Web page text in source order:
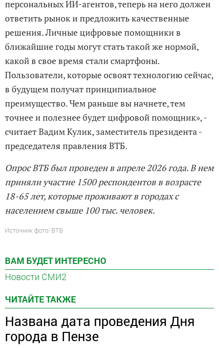
персональных ИИ-агентов, теперь на него должен
ответить рынок и предложить качественные
решения. Личные цифровые помощники в
ближайшие годы могут стать такой же нормой,
какой в свое время стали смартфоны.
Пользователи, которые освоят технологию сейчас,
в будущем получат принципиальное
преимущество. Чем раньше вы начнете, тем
точнее и полезнее будет цифровой помощник», -
считает Вадим Кулик, заместитель президента -
председателя правления ВТБ.
Опрос ВТБ был проведен в апреле 2026 года. В нем
приняли участие 1500 респондентов в возрасте
18-65 лет, которые проживают в городах с
населением свыше 100 тыс. человек.
Источник фото: ВТБ
ВАМ БУДЕТ ИНТЕРЕСНО
Новости СМИ2
ЧИТАЙТЕ ТАКЖЕ
Названа дата проведения Дня
города в Пензе